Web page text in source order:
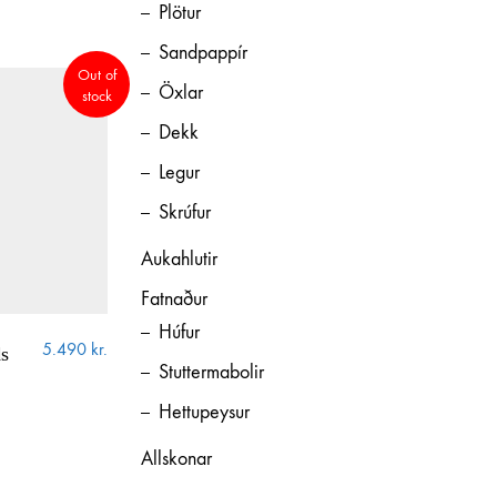
Out of
stock
5.490 kr.
Plötur
Sandpappír
Öxlar
Dekk
Legur
Skrúfur
Aukahlutir
Fatnaður
Húfur
Stuttermabolir
Hettupeysur
Allskonar
hjólabrettaiðkendur um allt sem viðkemur